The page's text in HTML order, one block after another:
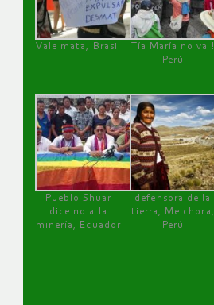
Vale mata, Brasil
Tía María no va !
Perú
Pueblo Shuar
dice no a la
minería, Ecuador
defensora de la
tierra, Melchora,
Perú